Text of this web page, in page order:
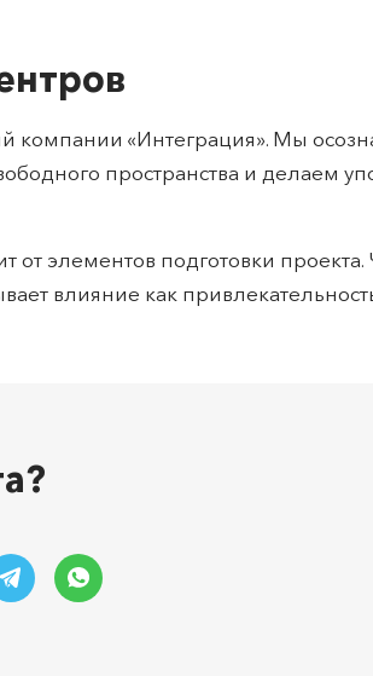
«Интеграция». Мы
пространства и делаем
элементов подготовки
влияние как